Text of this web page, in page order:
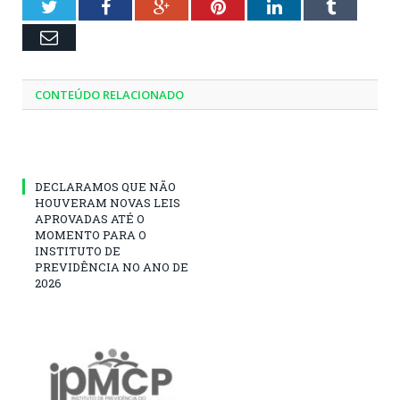
TwitterFacebookGoogle+PinterestLinkedInTumblr
Email
CONTEÚDO RELACIONADO
DECLARAMOS QUE NÃO
HOUVERAM NOVAS LEIS
APROVADAS ATÉ O
MOMENTO PARA O
INSTITUTO DE
PREVIDÊNCIA NO ANO DE
2026